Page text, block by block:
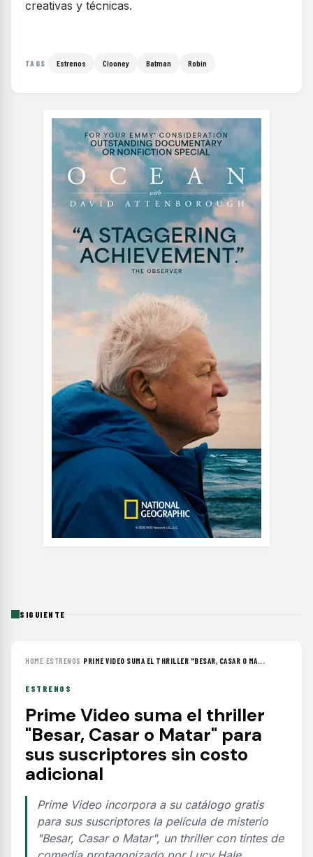
creativas y técnicas.
TAGS Estrenos Clooney Batman Robin
SIGUIENTE
HOME›ESTRENOS ›PRIME VIDEO SUMA EL THRILLER "BESAR, CASAR O MA...
ESTRENOS
Prime Video suma el thriller
"Besar, Casar o Matar" para
sus suscriptores sin costo
adicional
Prime Video incorpora a su catálogo gratis
para sus suscriptores la película de misterio
"Besar, Casar o Matar", un thriller con tintes de